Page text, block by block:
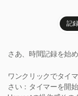
記
さあ、時間記録を始
ワンクリックでタイ
さい：タイマーを開